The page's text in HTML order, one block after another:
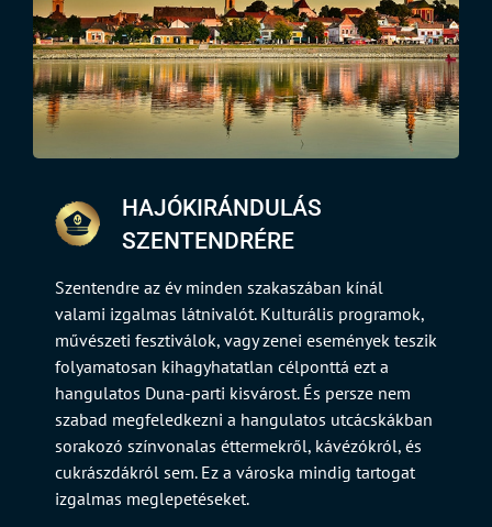
HAJÓKIRÁNDULÁS
SZENTENDRÉRE
Szentendre az év minden szakaszában kínál
valami izgalmas látnivalót. Kulturális programok,
művészeti fesztiválok, vagy zenei események teszik
folyamatosan kihagyhatatlan célponttá ezt a
hangulatos Duna-parti kisvárost. És persze nem
szabad megfeledkezni a hangulatos utcácskákban
sorakozó színvonalas éttermekről, kávézókról, és
cukrászdákról sem. Ez a városka mindig tartogat
izgalmas meglepetéseket.